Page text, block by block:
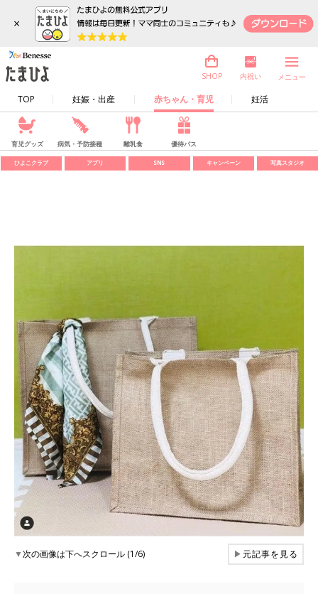
×
TOP 妊娠・出産 赤ちゃん・育児 妊活
SHOP 内祝い メニュー
育児グッズ 病気・予防接種 離乳食 優待パス
ひよこクラブ アプリ SNS キャンペーン 写真スタジオ
▼次の画像は下へスクロール (1/6) ▶元記事を見る